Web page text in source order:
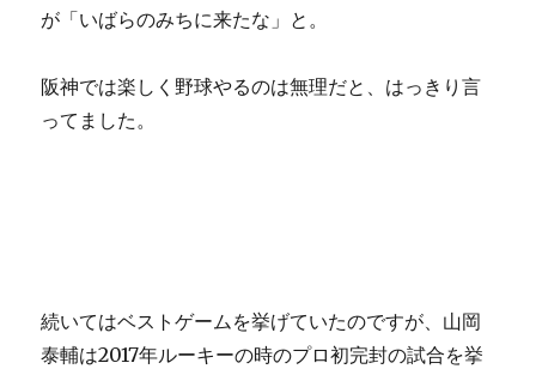
が「いばらのみちに来たな」と。
阪神では楽しく野球やるのは無理だと、はっきり言
ってました。
続いてはベストゲームを挙げていたのですが、山岡
泰輔は2017年ルーキーの時のプロ初完封の試合を挙